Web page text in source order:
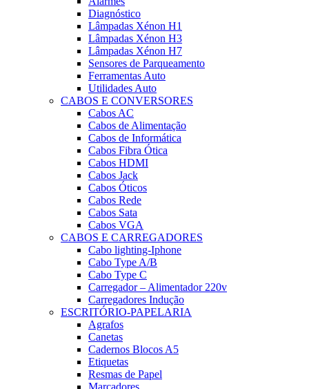
Diagnóstico
Lâmpadas Xénon H1
Lâmpadas Xénon H3
Lâmpadas Xénon H7
Sensores de Parqueamento
Ferramentas Auto
Utilidades Auto
CABOS E CONVERSORES
Cabos AC
Cabos de Alimentação
Cabos de Informática
Cabos Fibra Ótica
Cabos HDMI
Cabos Jack
Cabos Óticos
Cabos Rede
Cabos Sata
Cabos VGA
CABOS E CARREGADORES
Cabo lighting-Iphone
Cabo Type A/B
Cabo Type C
Carregador – Alimentador 220v
Carregadores Indução
ESCRITÓRIO-PAPELARIA
Agrafos
Canetas
Cadernos Blocos A5
Etiquetas
Resmas de Papel
Marcadores